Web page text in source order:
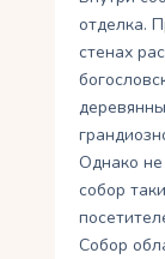
отделка.
стенах
Однако
собор
Собор